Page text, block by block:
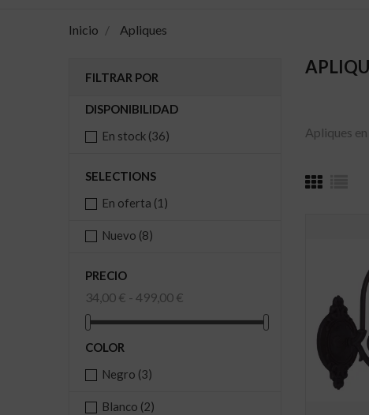
Inicio Apliques
FILTRAR POR
DISPONIBILIDAD
En stock (36)
SELECTIONS
En oferta (1)
Nuevo (8)
PRECIO
34,00 € - 499,00 €
COLOR
Negro (3)
Blanco (2)
Apliques